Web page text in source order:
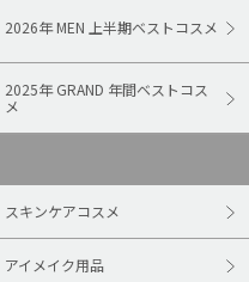
2026年 MEN 上半期ベストコスメ
2025年 GRAND 年間ベストコス
メ
スキンケアコスメ
アイメイク用品